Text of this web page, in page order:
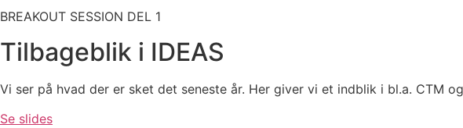
BREAKOUT SESSION DEL 1
Tilbageblik i IDEAS
Vi ser på hvad der er sket det seneste år. Her giver vi et indblik i bl.a. CTM
Se slides